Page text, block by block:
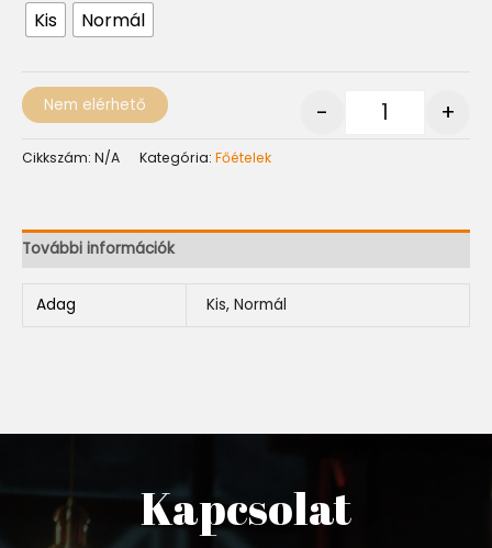
Kis Normál
- +
Nem elérhető
Cikkszám: N/A Kategória: Főételek
További információk
Adag Kis, Normál
Kapcsolat